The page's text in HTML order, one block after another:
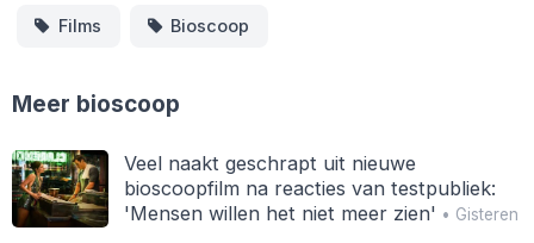
Films Bioscoop
Meer bioscoop
Veel naakt geschrapt uit nieuwe
bioscoopfilm na reacties van testpubliek:
'Mensen willen het niet meer zien' • Gisteren